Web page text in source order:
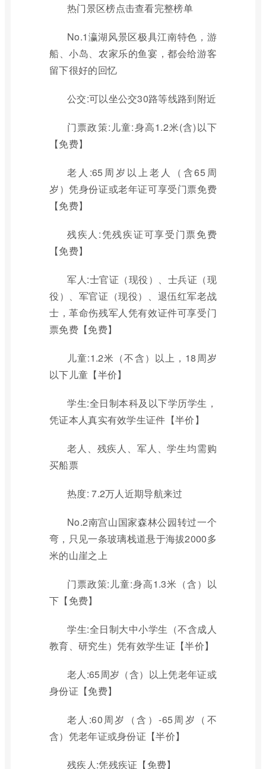
热门景区榜点击查看完整榜单
No.1瀛湖风景区极具江南特色，游
船、小岛、农家乐的鱼宴，都会给游客
留下很好的回忆
公交:可以坐公交30路等线路到附近
门票政策:儿童:身高1.2米(含)以下
【免费】
老人:65周岁以上老人（含65周
岁）凭身份证或老年证可享受门票免费
【免费】
残疾人:凭残疾证可享受门票免费
【免费】
军人:士官证（现役）、士兵证（现
役）、军官证（现役）、退伍红军老战
士，革命伤残军人凭有效证件可享受门
票免费【免费】
儿童:1.2米（不含）以上，18周岁
以下儿童【半价】
学生:全日制本科及以下学历学生，
凭证本人真实有效学生证件【半价】
老人、残疾人、军人、学生均需购
买船票
热度: 7.2万人近期导航来过
No.2南宫山国家森林公园转过一个
弯，只见一条玻璃栈道悬于海拔2000多
米的山崖之上
门票政策:儿童:身高1.3米（含）以
下【免费】
学生:全日制大中小学生（不含成人
教育、研究生）凭有效学生证【半价】
老人:65周岁（含）以上凭老年证或
身份证【免费】
老人:60周岁（含）-65周岁（不
含）凭老年证或身份证【半价】
残疾人:凭残疾证【免费】